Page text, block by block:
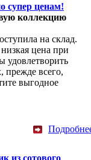
супер ценам!
коллекцию
на склад.
цена при
удовлетворить
прежде всего,
выгодное
из сотового